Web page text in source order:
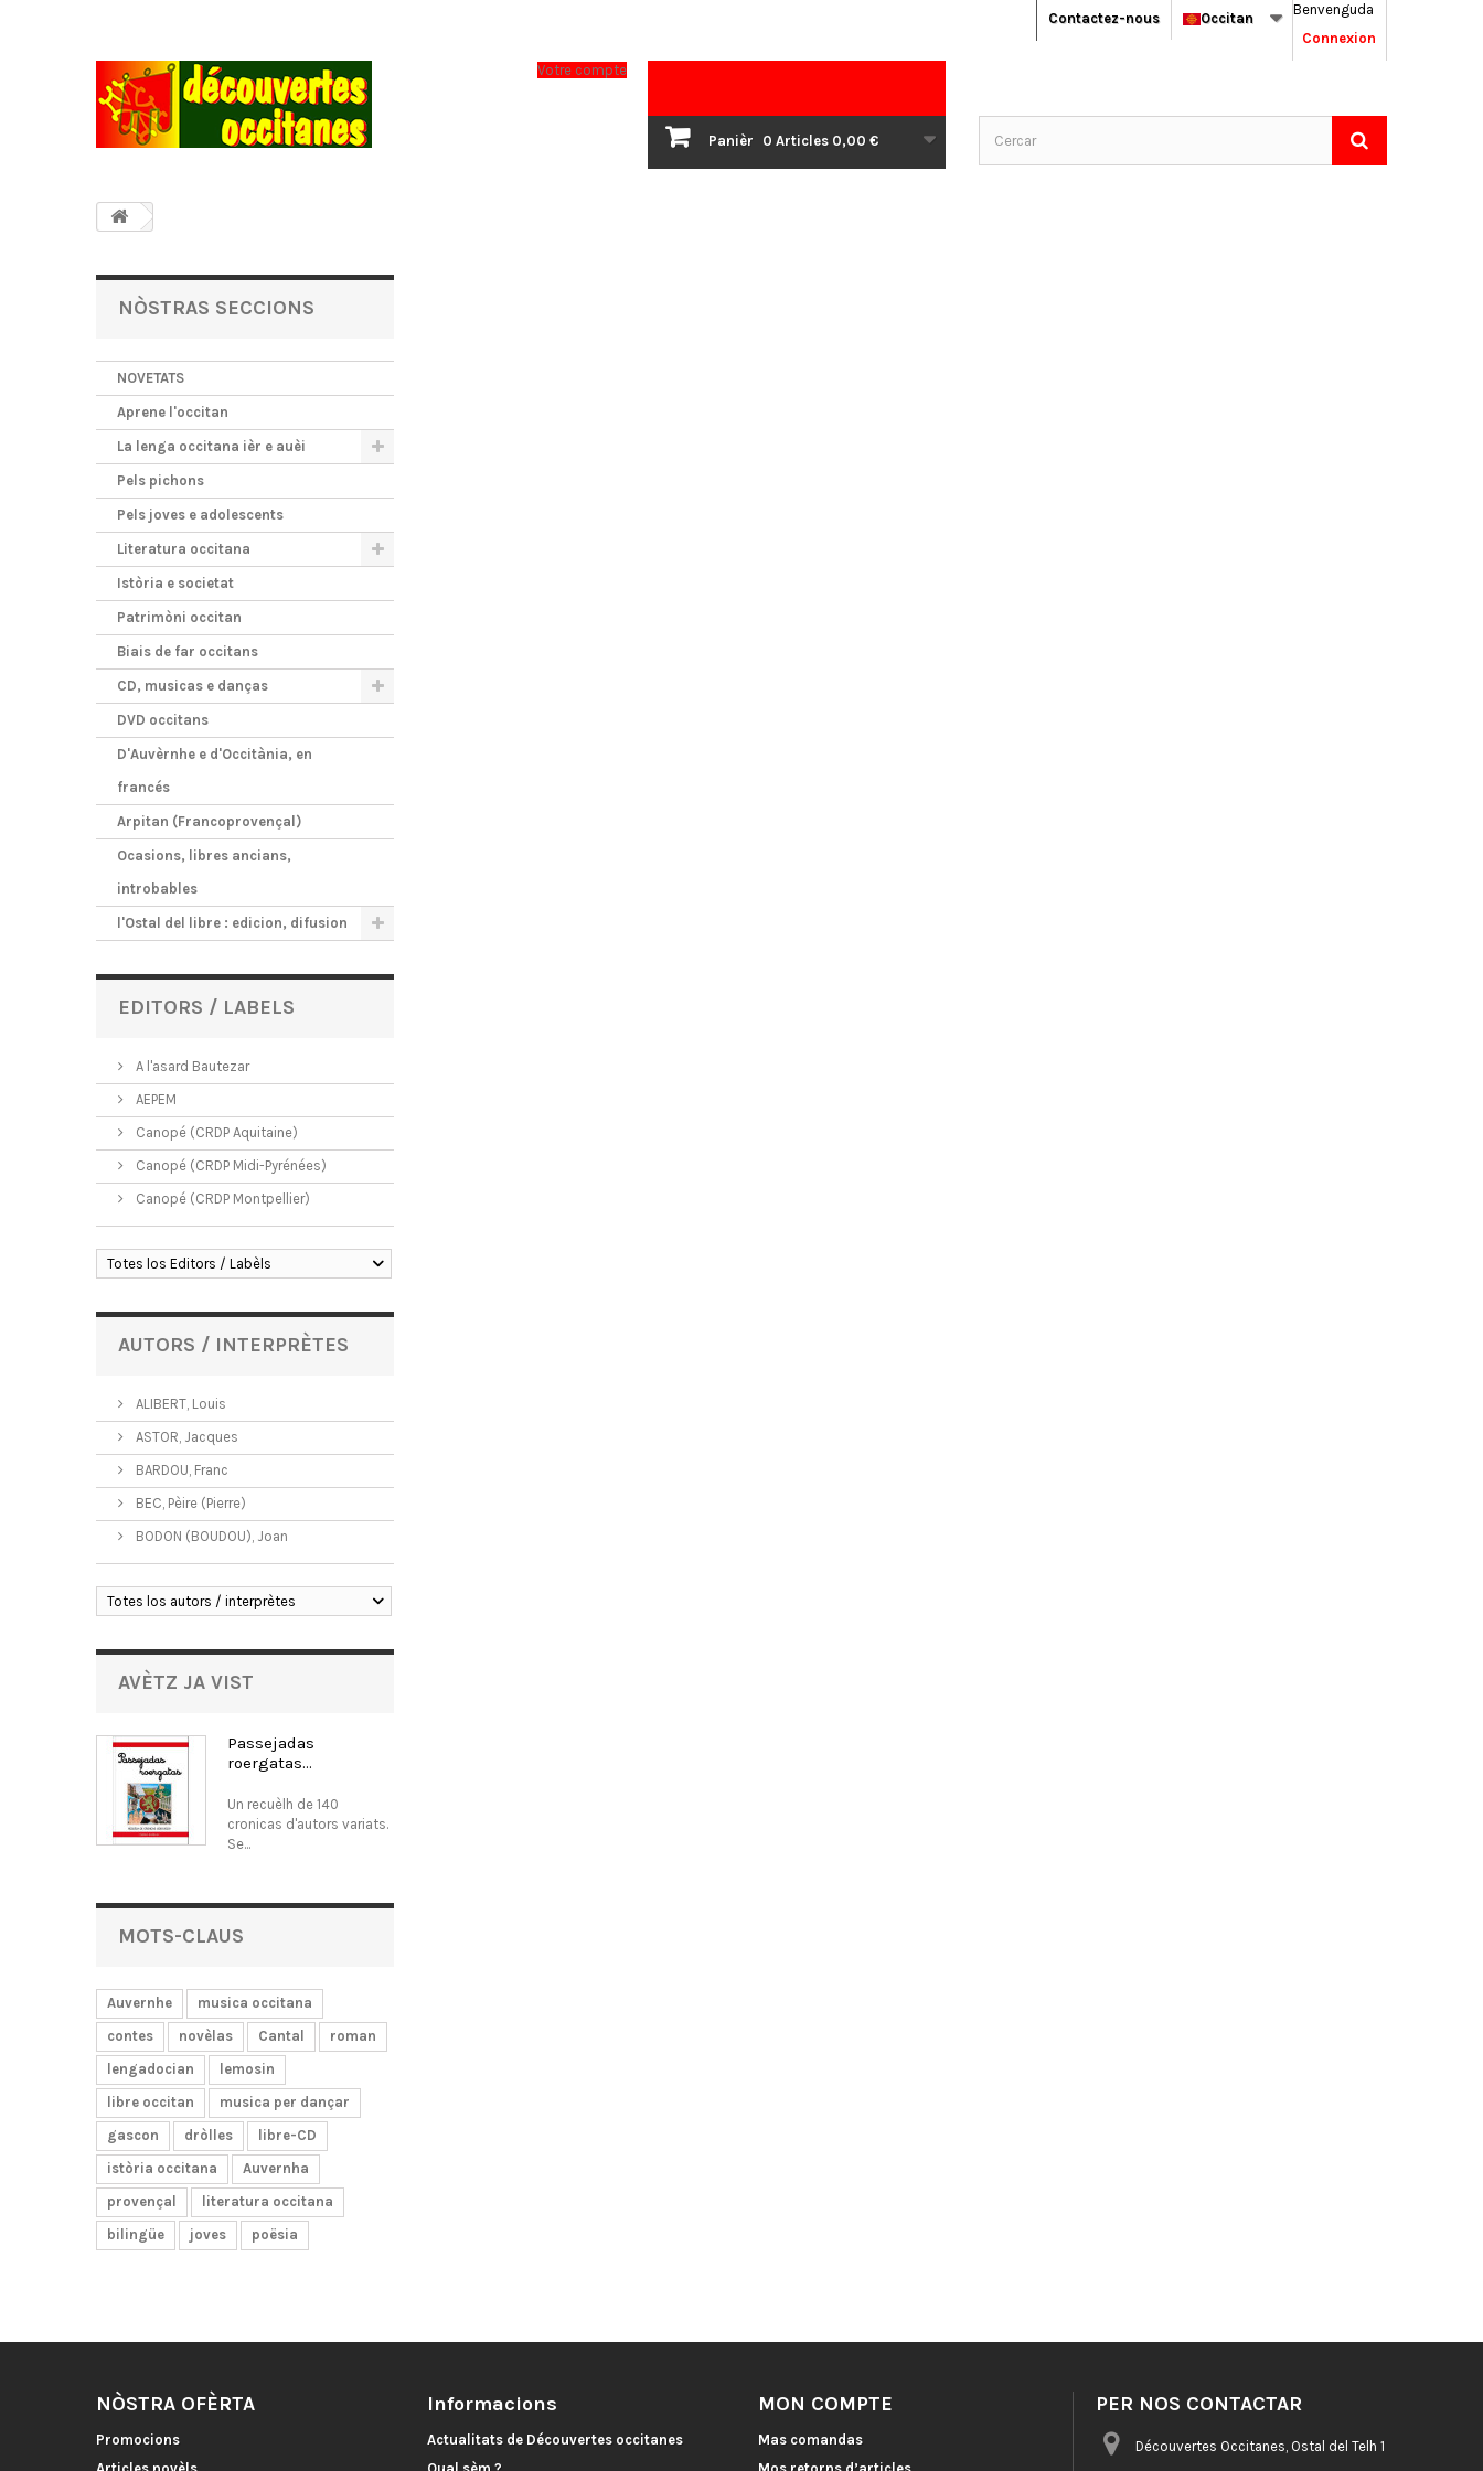
Benvenguda
Connexion
Occitan
Contactez-nous
Panièr 0 Articles 0,00 €
Votre compte
NÒSTRAS SECCIONS
NOVETATS
Aprene l'occitan
La lenga occitana ièr e auèi
Pels pichons
Pels joves e adolescents
Literatura occitana
Istòria e societat
Patrimòni occitan
Biais de far occitans
CD, musicas e danças
DVD occitans
D'Auvèrnhe e d'Occitània, en
francés
Arpitan (Francoprovençal)
Ocasions, libres ancians,
introbables
l'Ostal del libre : edicion, difusion
EDITORS / LABELS
A l'asard Bautezar
AEPEM
Canopé (CRDP Aquitaine)
Canopé (CRDP Midi-Pyrénées)
Canopé (CRDP Montpellier)
Totes los Editors / Labèls
AUTORS / INTERPRÈTES
ALIBERT, Louis
ASTOR, Jacques
BARDOU, Franc
BEC, Pèire (Pierre)
BODON (BOUDOU), Joan
Totes los autors / interprètes
AVÈTZ JA VIST
Passejadas
roergatas...
Un recuèlh de 140
cronicas d'autors variats.
Se...
MOTS-CLAUS
Auvernhe
musica occitana
contes
novèlas Cantal
roman
lengadocian
lemosin
libre occitan
musica per dançar
gascon
dròlles
libre-CD
istòria occitana
Auvernha
provençal
literatura occitana
bilingüe
joves poësia
NÒSTRA OFÈRTA
Promocions
Informacions
Actualitats de Découvertes occitanes
MON COMPTE
Mas comandas
PER NOS CONTACTAR
Découvertes Occitanes, Ostal del Telh 1